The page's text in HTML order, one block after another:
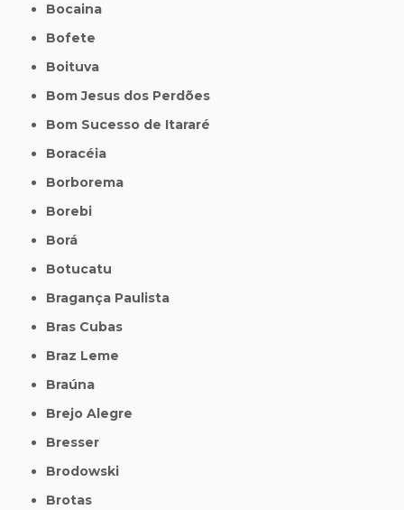
Bocaina
Bofete
Boituva
Bom Jesus dos Perdões
Bom Sucesso de Itararé
Boracéia
Borborema
Borebi
Borá
Botucatu
Bragança Paulista
Bras Cubas
Braz Leme
Braúna
Brejo Alegre
Bresser
Brodowski
Brotas